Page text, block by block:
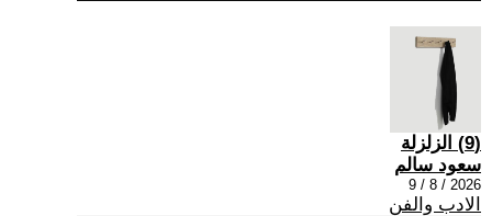
(9) الزلزلة
سعود سالم
2026 / 8 / 9
الادب والفن